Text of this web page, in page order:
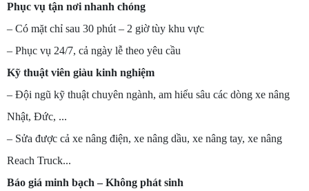
Phục vụ tận nơi nhanh chóng
– Có mặt chỉ sau 30 phút – 2 giờ tùy khu vực
– Phục vụ 24/7, cả ngày lễ theo yêu cầu
Kỹ thuật viên giàu kinh nghiệm
– Đội ngũ kỹ thuật chuyên ngành, am hiểu sâu các dòng xe nâng
Nhật, Đức, ...
– Sửa được cả xe nâng điện, xe nâng dầu, xe nâng tay, xe nâng
Reach Truck...
Báo giá minh bạch – Không phát sinh